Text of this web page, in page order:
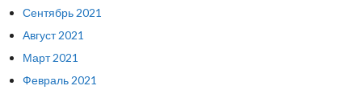
Сентябрь 2021
Август 2021
Март 2021
Февраль 2021